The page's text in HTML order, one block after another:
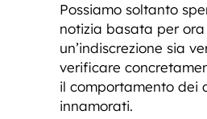
Possiamo soltanto
notizia basata per
un’indiscrezione sia
verificare
il comportamento dei
innamorati.